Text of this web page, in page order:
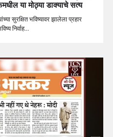
या मोठ्या डाक्याचे सत्य
सुरक्षित भविष्यावर झालेला प्रहार
निर्वाह…